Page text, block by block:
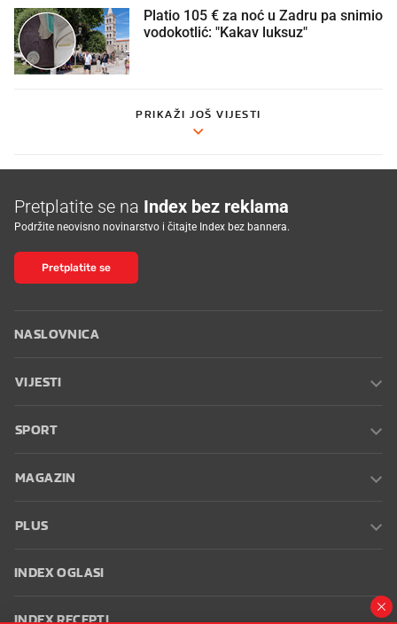
Platio 105 € za noć u Zadru pa snimio
vodokotlić: "Kakav luksuz"
PRIKAŽI JOŠ VIJESTI
Pretplatite se na Index bez reklama
Podržite neovisno novinarstvo i čitajte Index bez bannera.
Pretplatite se
NASLOVNICA
VIJESTI
SPORT
MAGAZIN
PLUS
INDEX OGLASI
INDEX RECEPTI